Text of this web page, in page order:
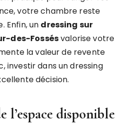
votre chambre reste
Enfin, un dressing sur
des-Fossésvalorise votre
la valeur de revente
investir dans un dressing
décision.
l’espace disponible